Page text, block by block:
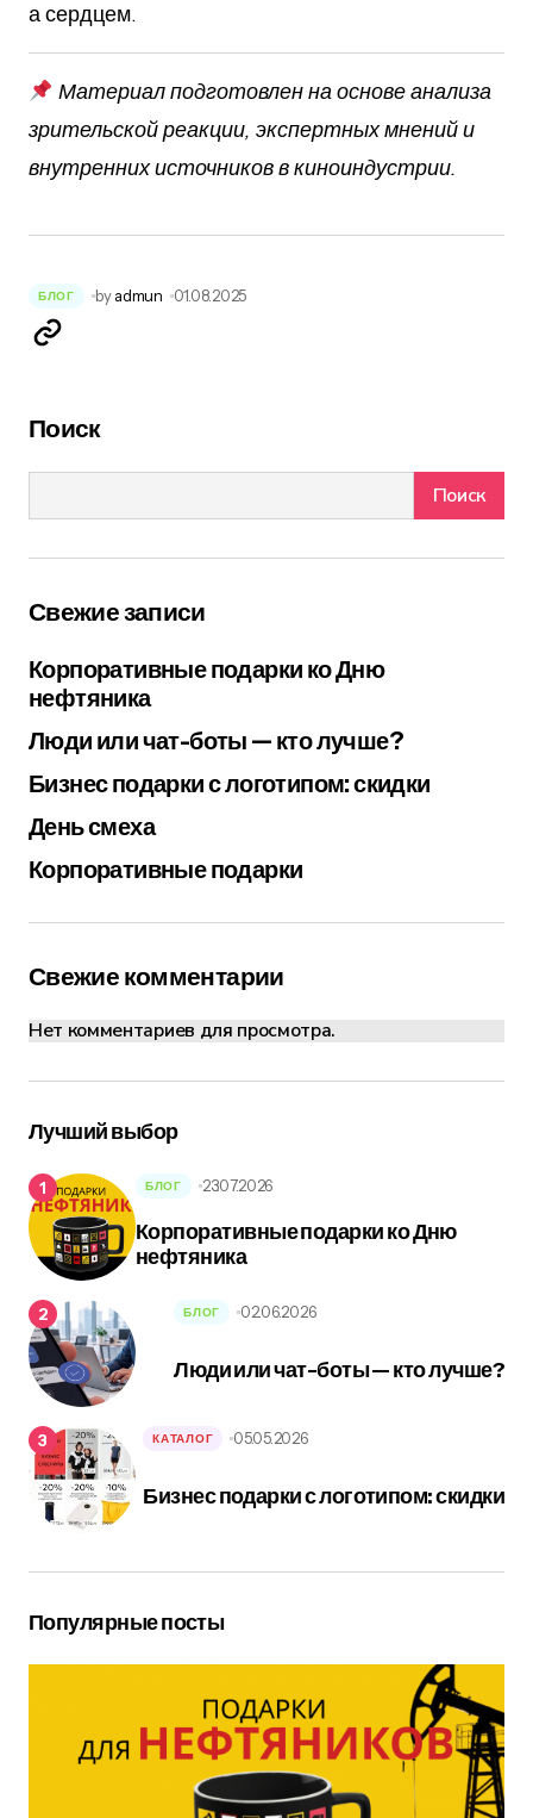
а сердцем.
Материал подготовлен на основе анализа
зрительской реакции, экспертных мнений и
внутренних источников в киноиндустрии.
БЛОГ by admun 01.08.2025
Поиск
Поиск
Свежие записи
Корпоративные подарки ко Дню
нефтяника
Люди или чат-боты — кто лучше?
Бизнес подарки с логотипом: скидки
День смеха
Корпоративные подарки
Свежие комментарии
Нет комментариев для просмотра.
Лучший выбор
Корпоративные подарки ко Дню
нефтяника
БЛОГ 23.07.2026
Люди или чат-боты — кто лучше?
БЛОГ 02.06.2026
Бизнес подарки с логотипом: скидки
КАТАЛОГ 05.05.2026
Популярные посты